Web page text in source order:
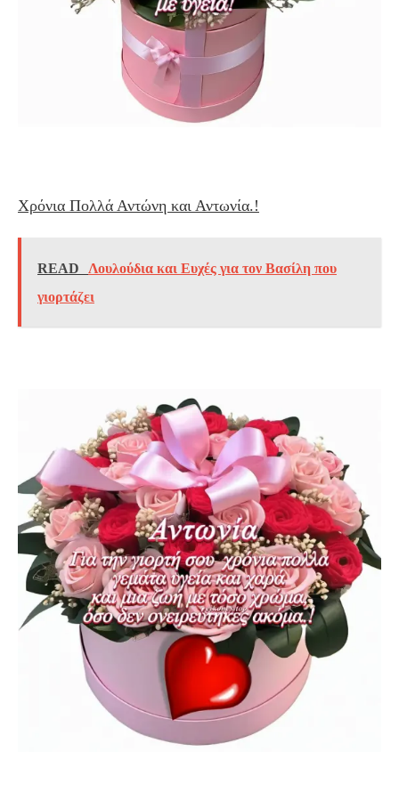
Χρόνια Πολλά Αντώνη και Αντωνία.!
READ
Λουλούδια και Ευχές για τον Βασίλη που
γιορτάζει